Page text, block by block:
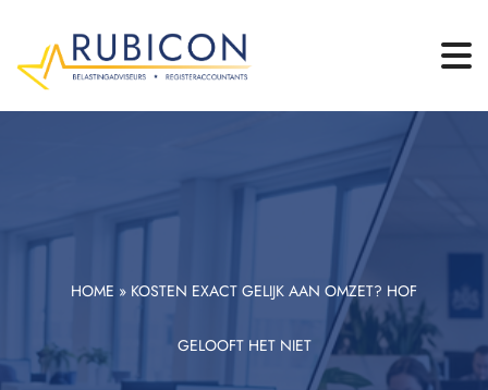
HOME » KOSTEN EXACT GELIJK AAN OMZET? HOF
GELOOFT HET NIET